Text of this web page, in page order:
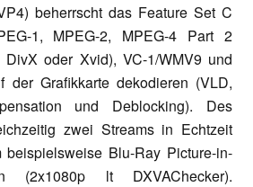
beherrscht das Feature Set C
1, MPEG-2, MPEG-4 Part 2
oder Xvid), VC-1/WMV9 und
der Grafikkarte dekodieren (VLD,
und Deblocking). Des
zwei Streams in Echtzeit
Blu-Ray Picture-in-
(2x1080p lt DXVAChecker).